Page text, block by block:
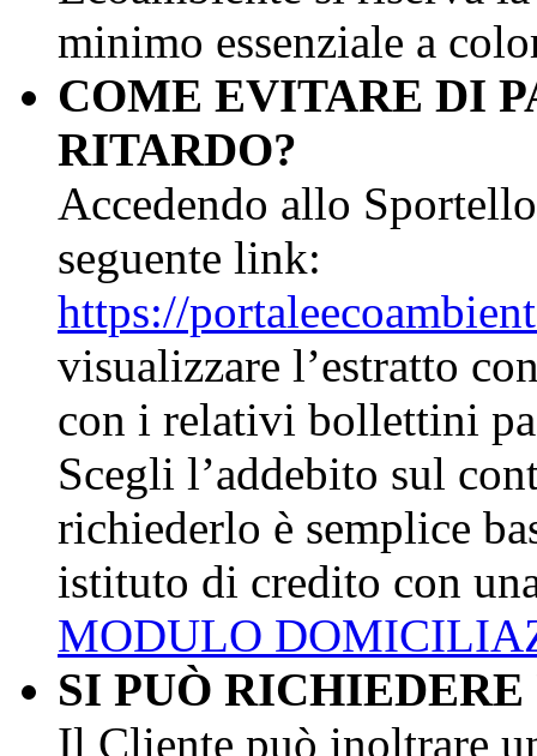
minimo essenziale a
COME EVITARE DI
RITARDO?
Accedendo allo
seguente link:
https://
visualizzare l’estratto
con i relativi bollettini
Scegli l’addebito sul
richiederlo è semplice
istituto di credito con
MODULO
SI PUÒ
Il Cliente può inoltrare